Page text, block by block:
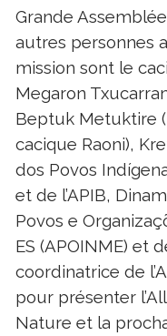
Grande
autres personnes
mission sont le
Megaron
Beptuk Metuktire
cacique Raoni),
dos Povos
et de l’APIB,
Povos e
ES (APOINME) et
coordinatrice de
pour présenter
Nature et la